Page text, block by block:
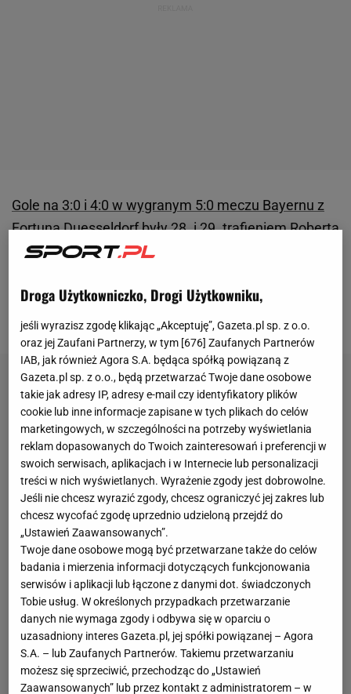
Gole na 3:0 i 4:0 w wygranym 5:0 meczu Bayernu z
Fortuną Duesseldorf były 28. i 29. trafieniem Roberta
Lewandowskiego w bieżącym sezonie Bundesligi.
w tabeli, a Polak na pierwszym miejscu listy
strzelców.
Droga Użytkowniczko, Drogi Użytkowniku,
jeśli wyrazisz zgodę klikając „Akceptuję”, Gazeta.pl sp. z o.o.
oraz jej Zaufani Partnerzy, w tym [676] Zaufanych Partnerów
IAB, jak również Agora S.A. będąca spółką powiązaną z
Gazeta.pl sp. z o.o., będą przetwarzać Twoje dane osobowe
takie jak adresy IP, adresy e-mail czy identyfikatory plików
cookie lub inne informacje zapisane w tych plikach do celów
marketingowych, w szczególności na potrzeby wyświetlania
reklam dopasowanych do Twoich zainteresowań i preferencji w
swoich serwisach, aplikacjach i w Internecie lub personalizacji
treści w nich wyświetlanych. Wyrażenie zgody jest dobrowolne.
Jeśli nie chcesz wyrazić zgody, chcesz ograniczyć jej zakres lub
chcesz wycofać zgodę uprzednio udzieloną przejdź do
„Ustawień Zaawansowanych”.
Twoje dane osobowe mogą być przetwarzane także do celów
badania i mierzenia informacji dotyczących funkcjonowania
serwisów i aplikacji lub łączone z danymi dot. świadczonych
Tobie usług. W określonych przypadkach przetwarzanie
danych nie wymaga zgody i odbywa się w oparciu o
uzasadniony interes Gazeta.pl, jej spółki powiązanej – Agora
S.A. – lub Zaufanych Partnerów. Takiemu przetwarzaniu
możesz się sprzeciwić, przechodząc do „Ustawień
Zaawansowanych” lub przez kontakt z administratorem – w